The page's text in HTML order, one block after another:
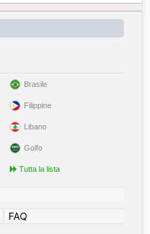
Brasile
Filippine
Libano
Golfo
Tutta la lista
FAQ